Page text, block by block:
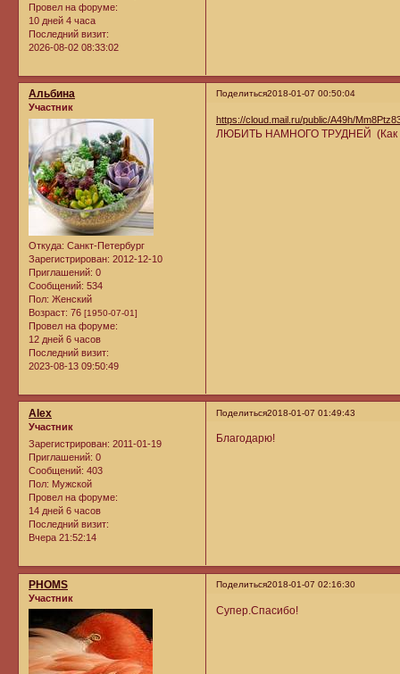
Провел на форуме:
10 дней 4 часа
Последний визит:
2026-08-02 08:33:02
Поделиться2018-01-07 00:50:04
Альбина
Участник
Откуда: Санкт-Петербург
Зарегистрирован: 2012-12-10
Приглашений: 0
Сообщений: 534
Пол: Женский
Возраст: 76 [1950-07-01]
Провел на форуме:
12 дней 6 часов
Последний визит:
2023-08-13 09:50:49
https://cloud.mail.ru/public/A49h/
ЛЮБИТЬ НАМНОГО ТРУДНЕЙ (Как
Поделиться2018-01-07 01:49:43
Alex
Участник
Зарегистрирован: 2011-01-19
Приглашений: 0
Сообщений: 403
Пол: Мужской
Провел на форуме:
14 дней 6 часов
Последний визит:
Вчера 21:52:14
Благодарю!
Поделиться2018-01-07 02:16:30
PHOMS
Участник
Супер.Спасибо!